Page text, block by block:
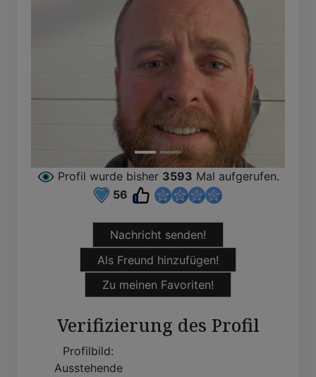
Profil wurde bisher 3593 Mal aufgerufen.
56
Nachricht senden!
Als Freund hinzufügen!
Zu meinen Favoriten!
Verifizierung des Profil
Profilbild:
Ausstehende